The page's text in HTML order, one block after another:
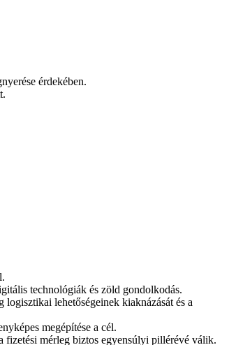
érdekében.
technológiák és zöld gondolkodás.
lehetőségeinek kiaknázását és a
megépítése a cél.
fizetési mérleg biztos egyensúlyi pillérévé válik.